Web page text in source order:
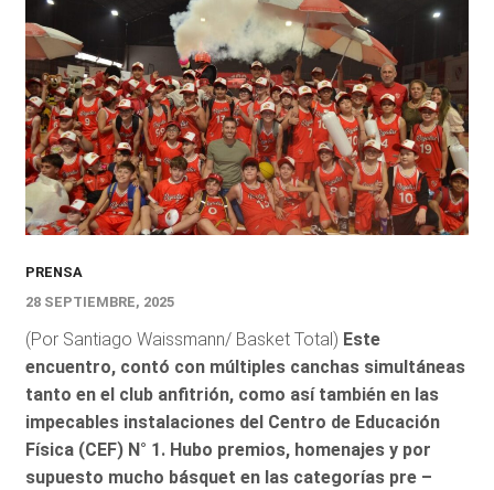
PRENSA
28 SEPTIEMBRE, 2025
(Por Santiago Waissmann/ Basket Total) Este
encuentro, contó con múltiples canchas simultáneas
tanto en el club anfitrión, como así también en las
impecables instalaciones del Centro de Educación
Física (CEF) N° 1. Hubo premios, homenajes y por
supuesto mucho básquet en las categorías pre –